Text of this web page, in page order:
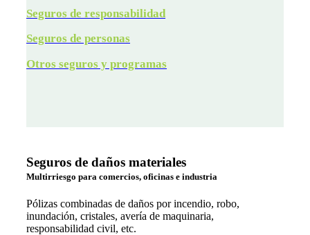
Seguros de responsabilidad
Seguros de personas
Otros seguros y programas
Seguros de daños materiales
Multirriesgo para comercios, oficinas e industria
Pólizas combinadas de daños por incendio, robo,
inundación, cristales, avería de maquinaria,
responsabilidad civil, etc.